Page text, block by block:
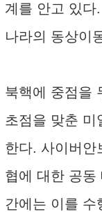
계를 안고 있다
나라의 동상이
북핵에 중점을
초점을 맞춘 미
한다. 사이버안
협에 대한 공동
간에는 이를 수